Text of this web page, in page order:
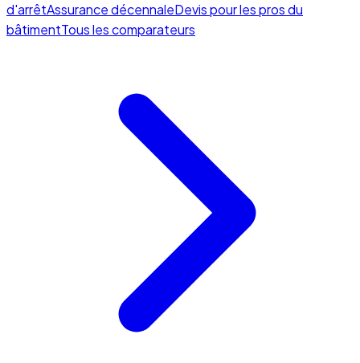
d'arrêtAssurance décennaleDevis pour les pros du
bâtimentTous les comparateurs